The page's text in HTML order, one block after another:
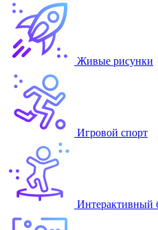
Живые рисунки
Игровой спорт
Интерактивный